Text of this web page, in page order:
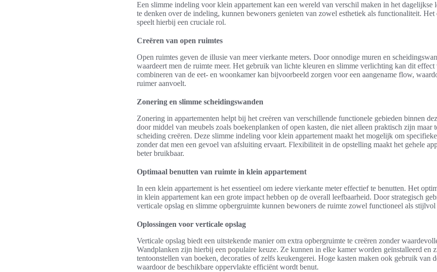
Een slimme indeling voor klein appartement kan een wereld van verschil maken in het
te denken over de indeling, kunnen bewoners genieten van zowel esthetiek als functionaliteit. Het
speelt hierbij een cruciale rol.
Creëren van open ruimtes
Open ruimtes geven de illusie van meer vierkante meters. Door onnodige muren en
waardeert men de ruimte meer. Het gebruik van lichte kleuren en slimme verlichting kan dit effect
combineren van de eet- en woonkamer kan bijvoorbeeld zorgen voor een aangename flow,
ruimer aanvoelt.
Zonering en slimme scheidingswanden
Zonering in appartementen helpt bij het creëren van verschillende functionele gebieden binnen
door middel van meubels zoals boekenplanken of open kasten, die niet alleen praktisch zijn maar
scheiding creëren. Deze slimme indeling voor klein appartement maakt het mogelijk om
zonder dat men een gevoel van afsluiting ervaart. Flexibiliteit in de opstelling maakt het gehele
beter bruikbaar.
Optimaal benutten van ruimte in klein appartement
In een klein appartement is het essentieel om iedere vierkante meter effectief te benutten. Het
in klein appartement kan een grote impact hebben op de overall leefbaarheid. Door strategisch
verticale opslag en slimme opbergruimte kunnen bewoners de ruimte zowel functioneel als
Oplossingen voor verticale opslag
Verticale opslag biedt een uitstekende manier om extra opbergruimte te creëren zonder
Wandplanken zijn hierbij een populaire keuze. Ze kunnen in elke kamer worden geïnstalleerd en
tentoonstellen van boeken, decoraties of zelfs keukengerei. Hoge kasten maken ook gebruik van
waardoor de beschikbare oppervlakte efficiënt wordt benut.